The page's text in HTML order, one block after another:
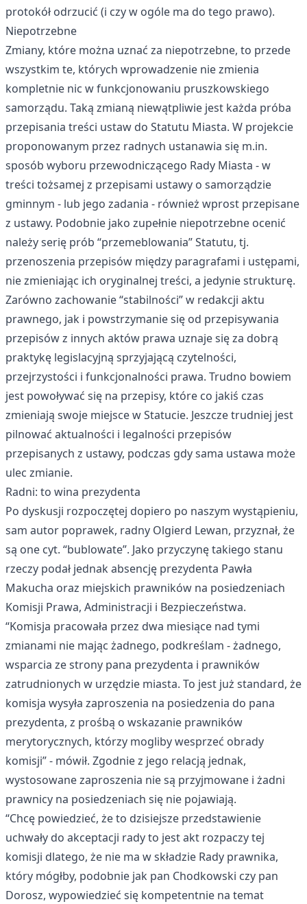
protokół odrzucić (i czy w ogóle ma do tego prawo).
Niepotrzebne
Zmiany, które można uznać za niepotrzebne, to przede
wszystkim te, których wprowadzenie nie zmienia
kompletnie nic w funkcjonowaniu pruszkowskiego
samorządu. Taką zmianą niewątpliwie jest każda próba
przepisania treści ustaw do Statutu Miasta. W projekcie
proponowanym przez radnych ustanawia się m.in.
sposób wyboru przewodniczącego Rady Miasta - w
treści tożsamej z przepisami ustawy o samorządzie
gminnym - lub jego zadania - również wprost przepisane
z ustawy. Podobnie jako zupełnie niepotrzebne ocenić
należy serię prób “przemeblowania” Statutu, tj.
przenoszenia przepisów między paragrafami i ustępami,
nie zmieniając ich oryginalnej treści, a jedynie strukturę.
Zarówno zachowanie “stabilności” w redakcji aktu
prawnego, jak i powstrzymanie się od przepisywania
przepisów z innych aktów prawa uznaje się za dobrą
praktykę legislacyjną sprzyjającą czytelności,
przejrzystości i funkcjonalności prawa. Trudno bowiem
jest powoływać się na przepisy, które co jakiś czas
zmieniają swoje miejsce w Statucie. Jeszcze trudniej jest
pilnować aktualności i legalności przepisów
przepisanych z ustawy, podczas gdy sama ustawa może
ulec zmianie.
Radni: to wina prezydenta
Po dyskusji rozpoczętej dopiero po naszym wystąpieniu,
sam autor poprawek, radny Olgierd Lewan, przyznał, że
są one cyt. “bublowate”. Jako przyczynę takiego stanu
rzeczy podał jednak absencję prezydenta Pawła
Makucha oraz miejskich prawników na posiedzeniach
Komisji Prawa, Administracji i Bezpieczeństwa.
“Komisja pracowała przez dwa miesiące nad tymi
zmianami nie mając żadnego, podkreślam - żadnego,
wsparcia ze strony pana prezydenta i prawników
zatrudnionych w urzędzie miasta. To jest już standard, że
komisja wysyła zaproszenia na posiedzenia do pana
prezydenta, z prośbą o wskazanie prawników
merytorycznych, którzy mogliby wesprzeć obrady
komisji” - mówił. Zgodnie z jego relacją jednak,
wystosowane zaproszenia nie są przyjmowane i żadni
prawnicy na posiedzeniach się nie pojawiają.
“Chcę powiedzieć, że to dzisiejsze przedstawienie
uchwały do akceptacji rady to jest akt rozpaczy tej
komisji dlatego, że nie ma w składzie Rady prawnika,
który mógłby, podobnie jak pan Chodkowski czy pan
Dorosz, wypowiedzieć się kompetentnie na temat